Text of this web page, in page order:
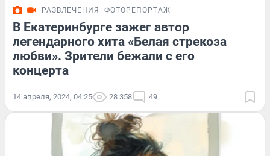
РАЗВЛЕЧЕНИЯ ФОТОРЕПОРТАЖ
В Екатеринбурге зажег автор
легендарного хита «Белая стрекоза
любви». Зрители бежали с его
концерта
14 апреля, 2024, 04:25 28 358 49